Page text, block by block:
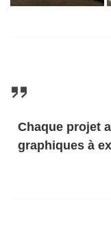
Chaque projet
graphiques à